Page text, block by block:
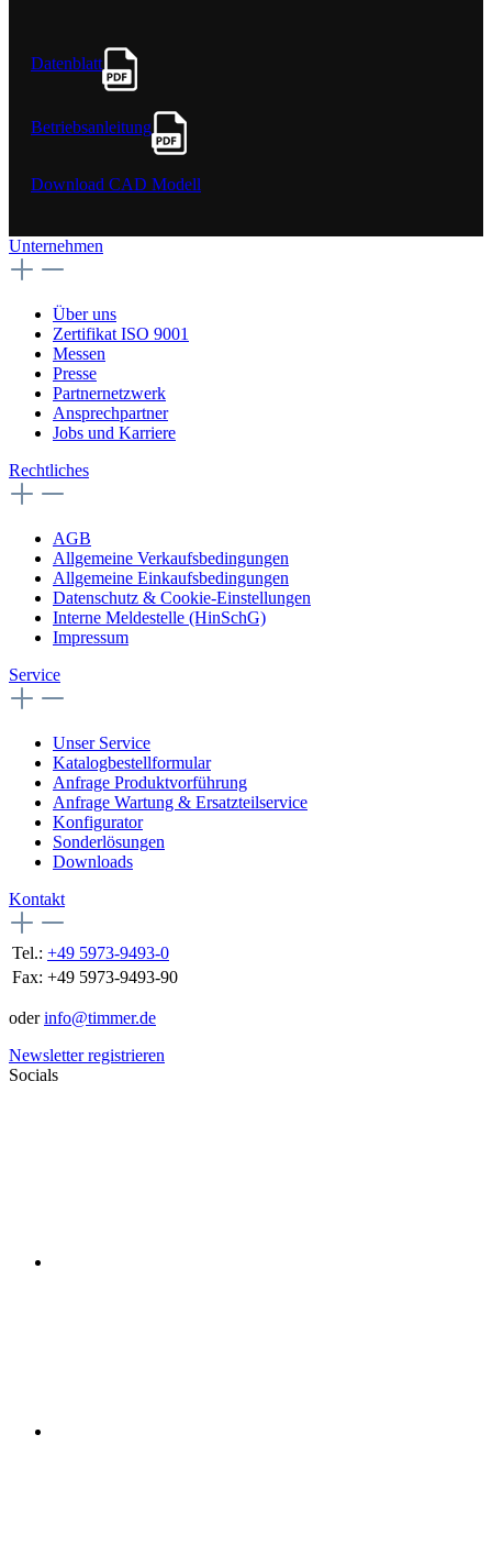
Datenblatt
Betriebsanleitung
Download CAD Modell
Unternehmen
Über uns
Zertifikat ISO 9001
Messen
Presse
Partnernetzwerk
Ansprechpartner
Jobs und Karriere
Rechtliches
AGB
Allgemeine Verkaufsbedingungen
Allgemeine Einkaufsbedingungen
Datenschutz & Cookie-Einstellungen
Interne Meldestelle (HinSchG)
Impressum
Service
Unser Service
Katalogbestellformular
Anfrage Produktvorführung
Anfrage Wartung & Ersatzteilservice
Konfigurator
Sonderlösungen
Downloads
Kontakt
Tel.: +49 5973-9493-0
Fax: +49 5973-9493-90
oderinfo@timmer.de
Newsletter registrieren
Socials